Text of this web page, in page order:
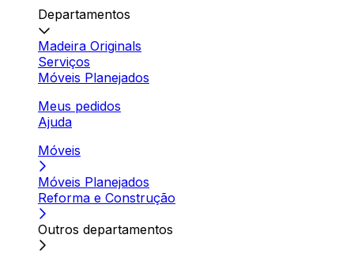
Departamentos
Madeira Originals
Serviços
Móveis Planejados
Meus pedidos
Ajuda
Móveis
Móveis Planejados
Reforma e Construção
Outros departamentos